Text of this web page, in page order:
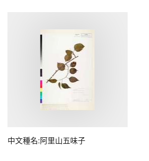
中文種名:阿里山五味子